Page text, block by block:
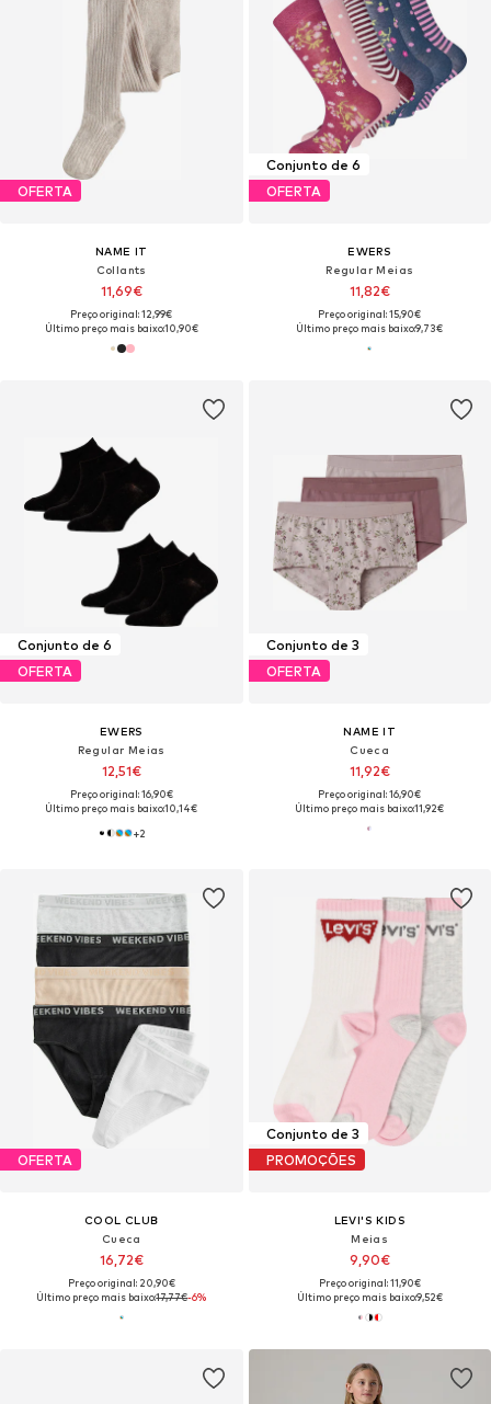
OFERTA
NAME IT
Collants
11,69€
Preço original: 12,99€
Último preço mais baixo:10,90€
Conjunto de 6
OFERTA
EWERS
Regular Meias
11,82€
Preço original: 15,90€
Último preço mais baixo:9,73€
Conjunto de 6
OFERTA
EWERS
Regular Meias
12,51€
Preço original: 16,90€
Último preço mais baixo:10,14€
+2
Conjunto de 3
OFERTA
NAME IT
Cueca
11,92€
Preço original: 16,90€
Último preço mais baixo:11,92€
OFERTA
COOL CLUB
Cueca
16,72€
Preço original: 20,90€
Último preço mais baixo:17,77€-6%
Conjunto de 3
PROMOÇÕES
LEVI'S KIDS
Meias
9,90€
Preço original: 11,90€
Último preço mais baixo:9,52€